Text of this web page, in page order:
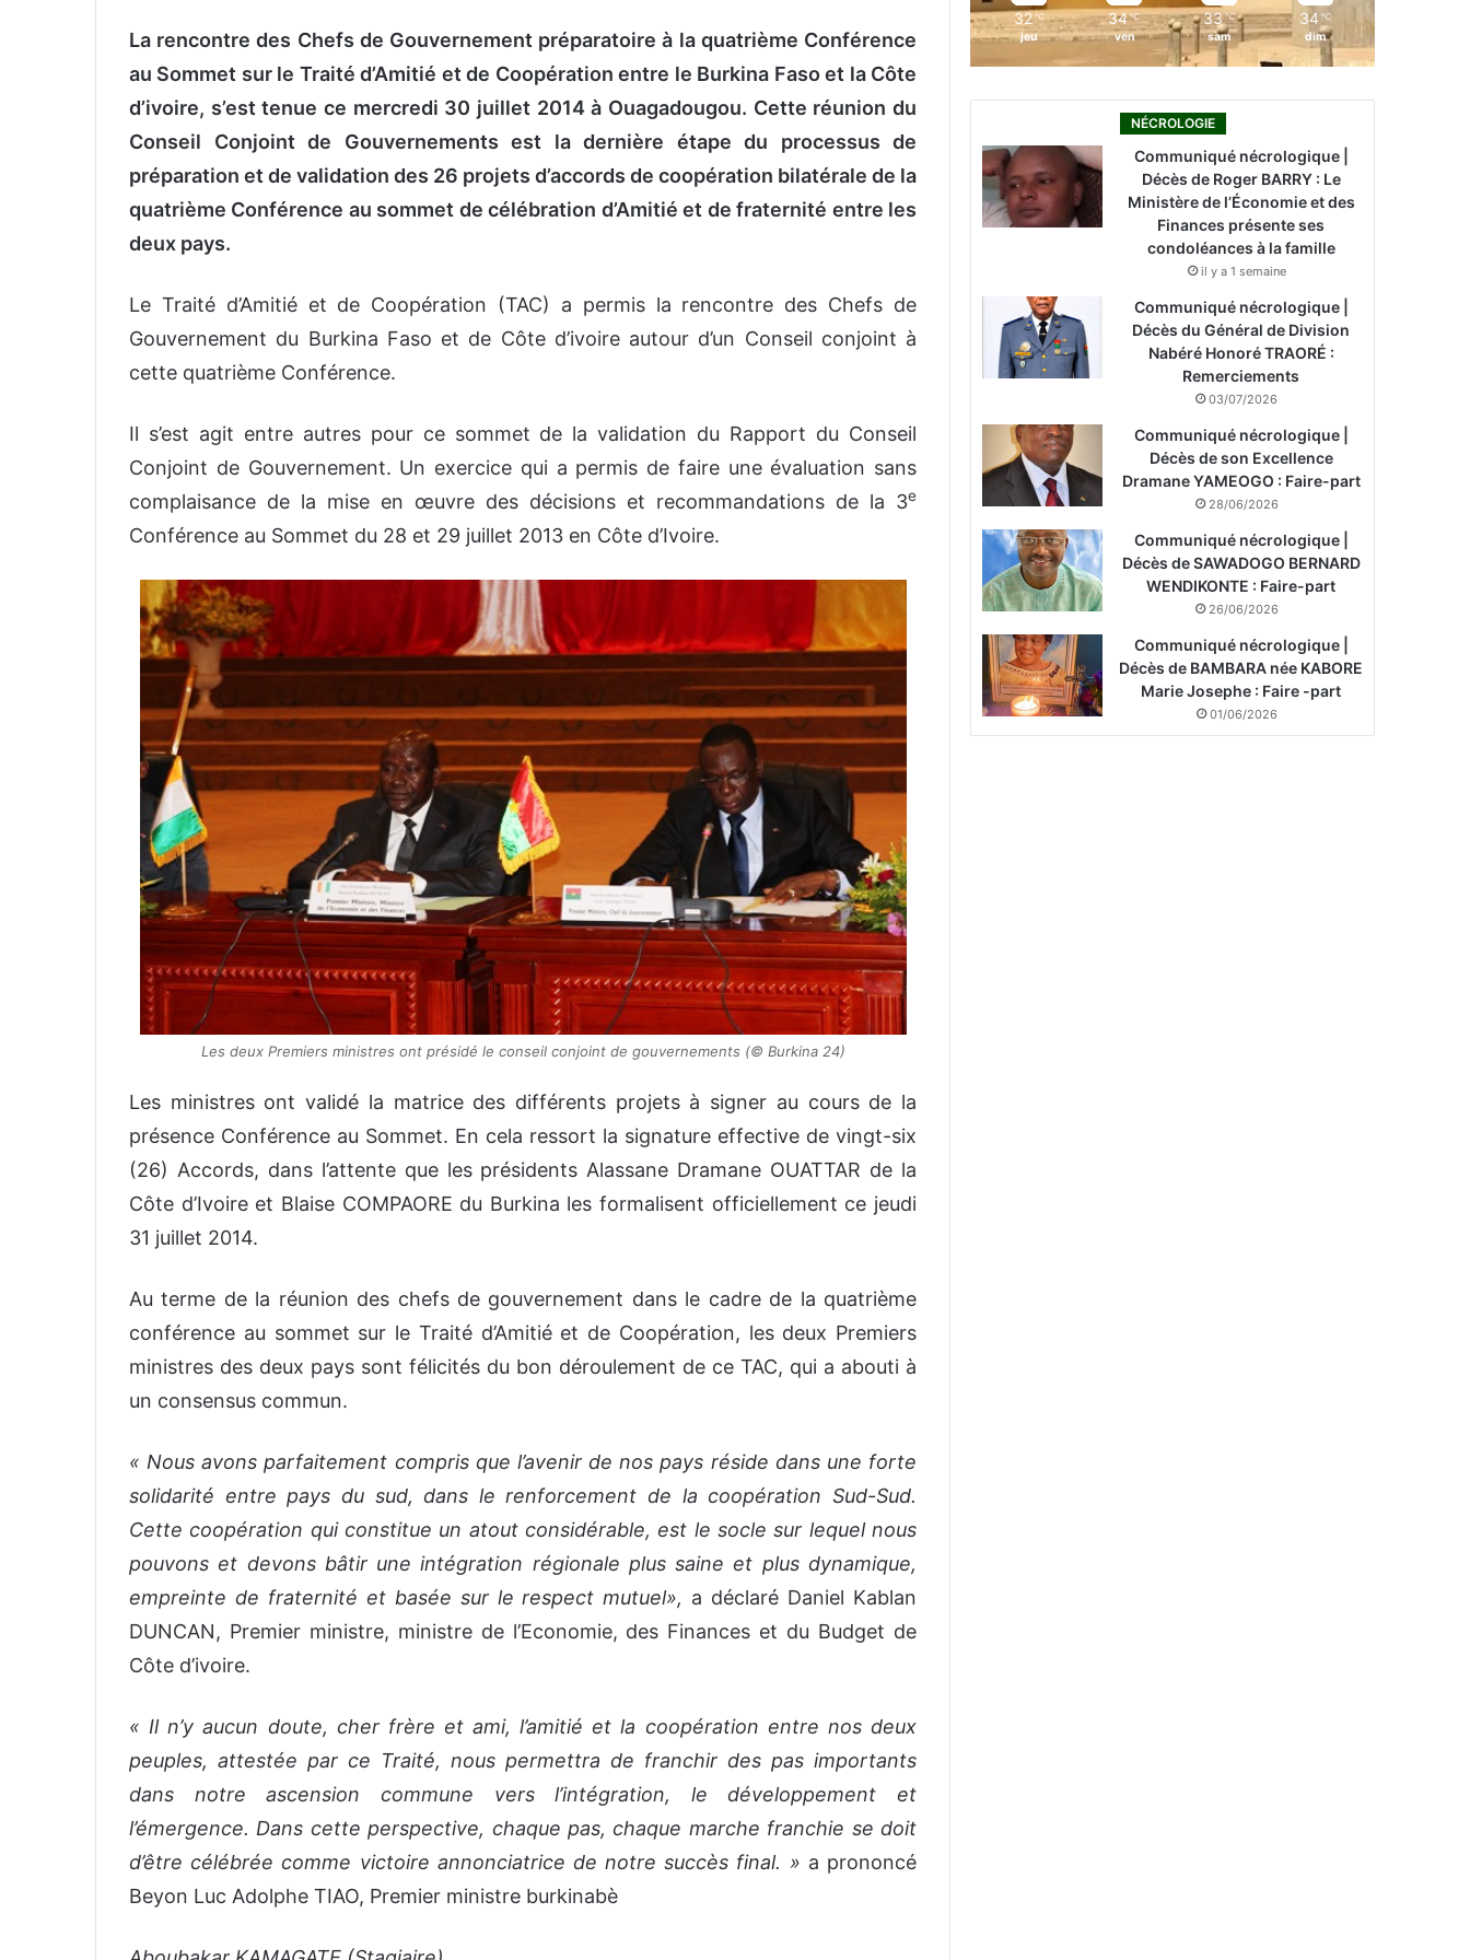
La rencontre des Chefs de Gouvernement préparatoire à la quatrième Conférence
au Sommet sur le Traité d’Amitié et de Coopération entre le Burkina Faso et la Côte
d’ivoire, s’est tenue ce mercredi 30 juillet 2014 à Ouagadougou. Cette réunion du
Conseil Conjoint de Gouvernements est la dernière étape du processus de
préparation et de validation des 26 projets d’accords de coopération bilatérale de la
quatrième Conférence au sommet de célébration d’Amitié et de fraternité entre les
deux pays.
Le Traité d’Amitié et de Coopération (TAC) a permis la rencontre des Chefs de
Gouvernement du Burkina Faso et de Côte d’ivoire autour d’un Conseil conjoint à
cette quatrième Conférence.
Il s’est agit entre autres pour ce sommet de la validation du Rapport du Conseil
Conjoint de Gouvernement. Un exercice qui a permis de faire une évaluation sans
complaisance de la mise en œuvre des décisions et recommandations de la 3e
Conférence au Sommet du 28 et 29 juillet 2013 en Côte d’Ivoire.
Les deux Premiers ministres ont présidé le conseil conjoint de gouvernements (© Burkina 24)
Les ministres ont validé la matrice des différents projets à signer au cours de la
présence Conférence au Sommet. En cela ressort la signature effective de vingt-six
(26) Accords, dans l’attente que les présidents Alassane Dramane OUATTAR de la
Côte d’Ivoire et Blaise COMPAORE du Burkina les formalisent officiellement ce jeudi
31 juillet 2014.
Au terme de la réunion des chefs de gouvernement dans le cadre de la quatrième
conférence au sommet sur le Traité d’Amitié et de Coopération, les deux Premiers
ministres des deux pays sont félicités du bon déroulement de ce TAC, qui a abouti à
un consensus commun.
« Nous avons parfaitement compris que l’avenir de nos pays réside dans une forte
solidarité entre pays du sud, dans le renforcement de la coopération Sud-Sud.
Cette coopération qui constitue un atout considérable, est le socle sur lequel nous
pouvons et devons bâtir une intégration régionale plus saine et plus dynamique,
empreinte de fraternité et basée sur le respect mutuel», a déclaré Daniel Kablan
DUNCAN, Premier ministre, ministre de l’Economie, des Finances et du Budget de
Côte d’ivoire.
« Il n’y aucun doute, cher frère et ami, l’amitié et la coopération entre nos deux
peuples, attestée par ce Traité, nous permettra de franchir des pas importants
dans notre ascension commune vers l’intégration, le développement et
l’émergence. Dans cette perspective, chaque pas, chaque marche franchie se doit
d’être célébrée comme victoire annonciatrice de notre succès final. » a prononcé
Beyon Luc Adolphe TIAO, Premier ministre burkinabè
32 ℃
jeu
34 ℃
ven
33 ℃
sam
34 ℃
dim
NÉCROLOGIE
Communiqué nécrologique |
Décès de Roger BARRY : Le
Ministère de l’Économie et des
Finances présente ses
condoléances à la famille
il y a 1 semaine
Communiqué nécrologique |
Décès du Général de Division
Nabéré Honoré TRAORÉ :
Remerciements
03/07/2026
Communiqué nécrologique |
Décès de son Excellence
Dramane YAMEOGO : Faire-part
28/06/2026
Communiqué nécrologique |
Décès de SAWADOGO BERNARD
WENDIKONTE : Faire-part
26/06/2026
Communiqué nécrologique |
Décès de BAMBARA née KABORE
Marie Josephe : Faire -part
01/06/2026